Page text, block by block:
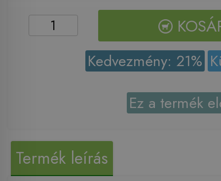
Kedvezmény: 21%
Ez a termék
Termék leírás